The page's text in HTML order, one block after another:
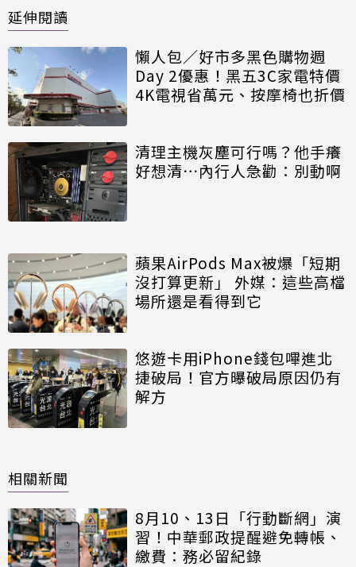
延伸閱讀
懶人包／好市多黑色購物週
Day 2優惠！黑五3C家電特價
4K電視省萬元、按摩椅也折價
清理主機灰塵可行嗎？他手癢
好想清⋯內行人急勸：別動啊
蘋果AirPods Max被爆「短期
沒打算更新」 外媒：這些高檔
場所還是看得到它
悠遊卡用iPhone錢包嗶進北
捷破局！官方曝破局原因仍有
解方
相關新聞
8月10、13日「行動斷網」演
習！中華郵政提醒避免轉帳、
繳費：務必留紀錄